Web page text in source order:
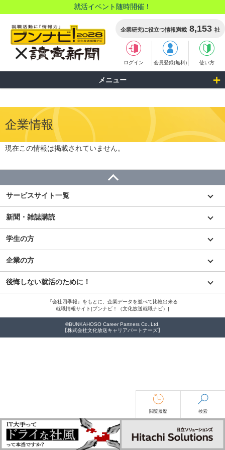
就活イベント随時開催！
企業研究に役立つ情報満載 8,153 社
ログイン 会員登録(無料) 使い方
メニュー
企業情報
現在この情報は掲載されていません。
サービスサイト一覧
新聞・雑誌購読
学生の方
企業の方
後悔しない就活のために！
『会社四季報』をもとに、企業データを並べて比較出来る
就職情報サイト[ブンナビ！（文化放送就職ナビ）]
検索
閲覧履歴
©BUNKAHOSO Career Partners Co.,Ltd.
【株式会社文化放送キャリアパートナーズ】